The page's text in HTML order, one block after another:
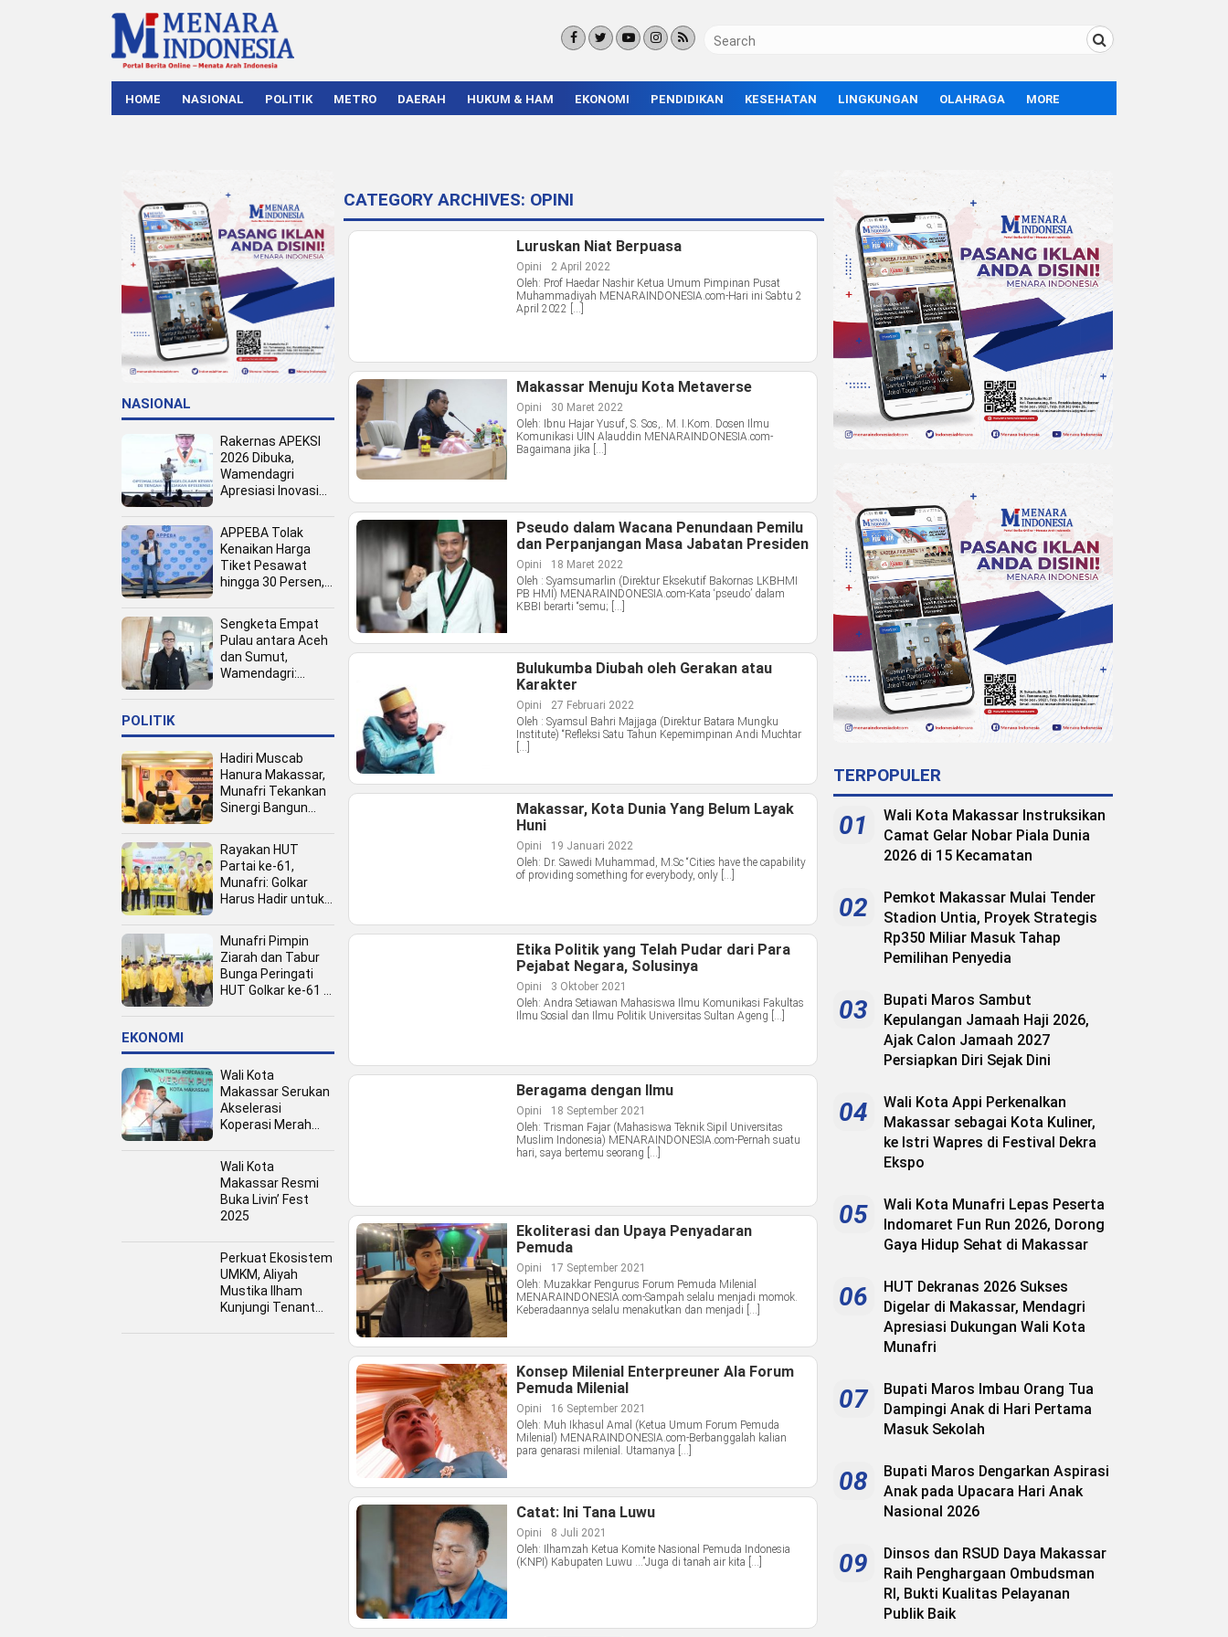
HOME NASIONAL POLITIK METRO DAERAH HUKUM & HAM EKONOMI PENDIDIKAN KESEHATAN LINGKUNGAN OLAHRAGA MORE
NASIONAL
Rakernas APEKSI
2026 Dibuka,
Wamendagri
Apresiasi Inovasi
Tingkat Kota
APPEBA Tolak
Kenaikan Harga
Tiket Pesawat
hingga 30 Persen,
Jamaah Haji dan
Umrah
Sengketa Empat
Pulau antara Aceh
dan Sumut,
Wamendagri:
POLITIK
Hadiri Muscab
Hanura Makassar,
Munafri Tekankan
Sinergi Bangun
Rayakan HUT
Partai ke-61,
Munafri: Golkar
Harus Hadir untuk
Munafri Pimpin
Ziarah dan Tabur
Bunga Peringati
HUT Golkar ke-61 di
EKONOMI
Wali Kota
Makassar Serukan
Akselerasi
Koperasi Merah
Program Presiden
Prabowo
Wali Kota
Makassar Resmi
Buka Livin’ Fest
2025
Perkuat Ekosistem
UMKM, Aliyah
Mustika Ilham
Kunjungi Tenant
CATEGORY ARCHIVES: OPINI
Luruskan Niat Berpuasa
Opini
2 April 2022
Oleh: Prof Haedar Nashir Ketua Umum Pimpinan Pusat
Muhammadiyah MENARAINDONESIA.com-Hari ini Sabtu 2
April 2022 […]
Makassar Menuju Kota Metaverse
Opini
30 Maret 2022
Oleh: Ibnu Hajar Yusuf, S. Sos,. M. I.Kom. Dosen Ilmu
Komunikasi UIN Alauddin MENARAINDONESIA.com-
Bagaimana jika […]
Pseudo dalam Wacana Penundaan Pemilu
dan Perpanjangan Masa Jabatan Presiden
Opini
18 Maret 2022
Oleh : Syamsumarlin (Direktur Eksekutif Bakornas LKBHMI
PB HMI) MENARAINDONESIA.com-Kata ‘pseudo’ dalam
KBBI berarti “semu; […]
Bulukumba Diubah oleh Gerakan atau
Karakter
Opini
27 Februari 2022
Oleh : Syamsul Bahri Majjaga (Direktur Batara Mungku
Institute) “Refleksi Satu Tahun Kepemimpinan Andi Muchtar
[…]
Makassar, Kota Dunia Yang Belum Layak
Huni
Opini
19 Januari 2022
Oleh: Dr. Sawedi Muhammad, M.Sc “Cities have the capability
of providing something for everybody, only […]
Etika Politik yang Telah Pudar dari Para
Pejabat Negara, Solusinya
Opini
3 Oktober 2021
Oleh: Andra Setiawan Mahasiswa Ilmu Komunikasi Fakultas
Ilmu Sosial dan Ilmu Politik Universitas Sultan Ageng […]
Beragama dengan Ilmu
Opini
18 September 2021
Oleh: Trisman Fajar (Mahasiswa Teknik Sipil Universitas
Muslim Indonesia) MENARAINDONESIA.com-Pernah suatu
hari, saya bertemu seorang […]
Ekoliterasi dan Upaya Penyadaran
Pemuda
Opini
17 September 2021
Oleh: Muzakkar Pengurus Forum Pemuda Milenial
MENARAINDONESIA.com-Sampah selalu menjadi momok.
Keberadaannya selalu menakutkan dan menjadi […]
Konsep Milenial Enterpreuner Ala Forum
Pemuda Milenial
Opini
16 September 2021
Oleh: Muh Ikhasul Amal (Ketua Umum Forum Pemuda
Milenial) MENARAINDONESIA.com-Berbanggalah kalian
para genarasi milenial. Utamanya […]
Catat: Ini Tana Luwu
Opini
8 Juli 2021
Oleh: Ilhamzah Ketua Komite Nasional Pemuda Indonesia
(KNPI) Kabupaten Luwu …”Juga di tanah air kita […]
TERPOPULER
01
Wali Kota Makassar Instruksikan
Camat Gelar Nobar Piala Dunia
2026 di 15 Kecamatan
02
Pemkot Makassar Mulai Tender
Stadion Untia, Proyek Strategis
Rp350 Miliar Masuk Tahap
Pemilihan Penyedia
03
Bupati Maros Sambut
Kepulangan Jamaah Haji 2026,
Ajak Calon Jamaah 2027
Persiapkan Diri Sejak Dini
04
Wali Kota Appi Perkenalkan
Makassar sebagai Kota Kuliner,
ke Istri Wapres di Festival Dekra
Ekspo
05
Wali Kota Munafri Lepas Peserta
Indomaret Fun Run 2026, Dorong
Gaya Hidup Sehat di Makassar
06
HUT Dekranas 2026 Sukses
Digelar di Makassar, Mendagri
Apresiasi Dukungan Wali Kota
Munafri
07
Bupati Maros Imbau Orang Tua
Dampingi Anak di Hari Pertama
Masuk Sekolah
08
Bupati Maros Dengarkan Aspirasi
Anak pada Upacara Hari Anak
Nasional 2026
09
Dinsos dan RSUD Daya Makassar
Raih Penghargaan Ombudsman
RI, Bukti Kualitas Pelayanan
Publik Baik